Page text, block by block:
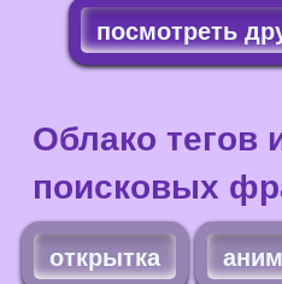
посмотреть
Облако тегов
поисковых
открытка